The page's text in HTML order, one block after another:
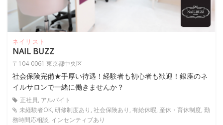
ネイリスト
NAIL BUZZ
〒104-0061 東京都中央区
社会保険完備★手厚い待遇！経験者も初心者も歓迎！銀座のネ
イルサロンで一緒に働きませんか？
正社員, アルバイト
未経験者OK, 研修制度あり, 社会保険あり, 有給休暇, 産休・育休制度, 勤
務時間応相談, インセンティブあり